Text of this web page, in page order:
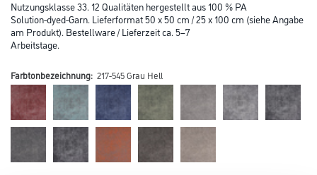
Nutzungsklasse 33. 12 Qualitäten hergestellt aus 100 % PA
Solution-dyed-Garn. Lieferformat 50 x 50 cm / 25 x 100 cm (siehe Angabe
am Produkt). Bestellware / Lieferzeit ca. 5–7
Arbeitstage.
Farbtonbezeichnung: 217-545 Grau Hell